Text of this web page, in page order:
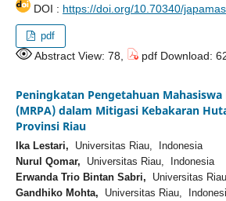
DOI : https://doi.org/10.70340/
pdf
Abstract View: 78, pdf Download:
Peningkatan Pengetahuan Mahasiswa
(MRPA) dalam Mitigasi Kebakaran
Provinsi Riau
Ika Lestari, Universitas Riau, Indonesia
Nurul Qomar, Universitas Riau, Indonesia
Erwanda Trio Bintan Sabri, Universitas
Gandhiko Mohta, Universitas Riau,